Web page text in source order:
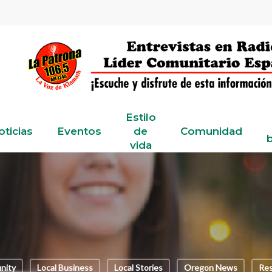
Eventos
Estilo
de
vida
Comunidad
Local Business Local Stories Oregon News